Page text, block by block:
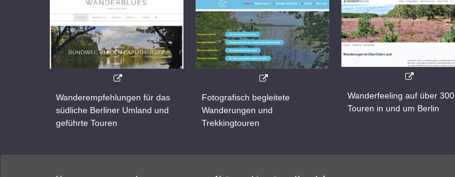
Wanderempfehlungen für das
südliche Berliner Umland und
geführte Touren
Fotografisch begleitete
Wanderungen und
Trekkingtouren
Wanderfeeling auf über 300
Touren in und um Berlin